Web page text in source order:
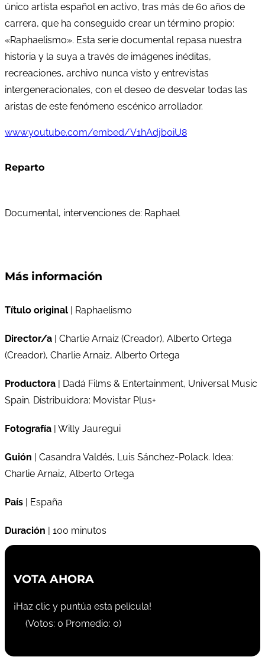
único artista español en activo, tras más de 60 años de
carrera, que ha conseguido crear un término propio:
«Raphaelismo». Esta serie documental repasa nuestra
historia y la suya a través de imágenes inéditas,
recreaciones, archivo nunca visto y entrevistas
intergeneracionales, con el deseo de desvelar todas las
aristas de este fenómeno escénico arrollador.
www.youtube.com/embed/V1hAdjb0iU8
Reparto
Documental, intervenciones de: Raphael
Más información
Título original | Raphaelismo
Director/a | Charlie Arnaiz (Creador), Alberto Ortega
(Creador), Charlie Arnaiz, Alberto Ortega
Productora | Dadá Films & Entertainment, Universal Music
Spain. Distribuidora: Movistar Plus+
Fotografía | Willy Jauregui
Guión | Casandra Valdés, Luis Sánchez-Polack. Idea:
Charlie Arnaiz, Alberto Ortega
País | España
Duración | 100 minutos
VOTA AHORA
¡Haz clic y puntúa esta película!
(Votos: 0 Promedio: 0)